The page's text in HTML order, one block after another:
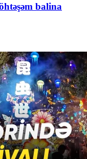
balina